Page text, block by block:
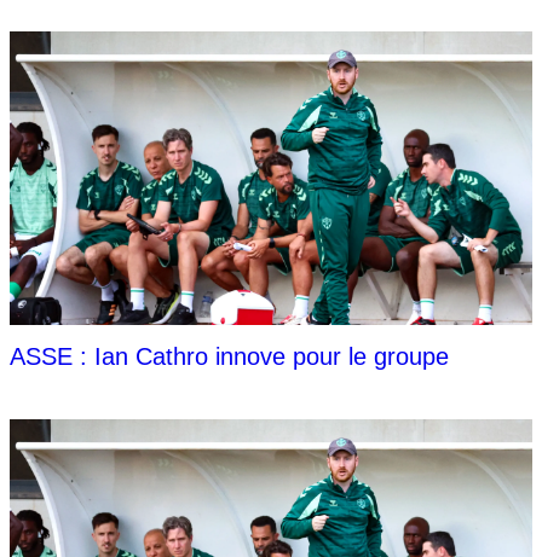
ASSE : Ian Cathro innove pour le groupe